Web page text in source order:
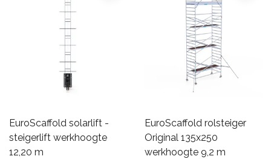
EuroScaffold solarlift -
steigerlift werkhoogte
12,20 m
EuroScaffold rolsteiger
Original 135x250
werkhoogte 9,2 m